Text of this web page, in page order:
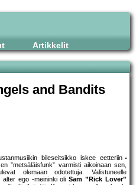
Artikkelit
and Bandits
bileseitsikko iskee eetteriin
”metsäläisfunk” varmisti aikoinaan sen,
olemaan odotettuja. Valistuneelle
alter ego -meininki oliSam ”Rick Lover”